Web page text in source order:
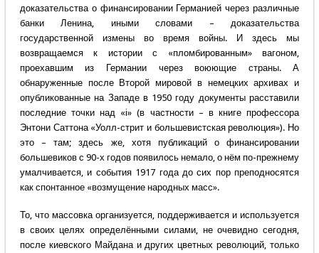
доказательства о финансировании Германией через различные
банки Ленина, иными словами – доказательства
государственной измены во время войны. И здесь мы
возвращаемся к истории с «пломбированным» вагоном,
проехавшим из Германии через воюющие страны. А
обнаруженные после Второй мировой в немецких архивах и
опубликованные на Западе в 1950 году документы расставили
последние точки над «i» (в частности – в книге профессора
Энтони Саттона «Уолл-стрит и большевистская революция»). Но
это – там; здесь же, хотя публикаций о финансировании
большевиков с 90-х годов появилось немало, о нём по-прежнему
умалчивается, и события 1917 года до сих пор преподносятся
как спонтанное «возмущение народных масс».
То, что массовка организуется, поддерживается и используется
в своих целях определёнными силами, не очевидно сегодня,
после киевского Майдана и других цветных революций, только